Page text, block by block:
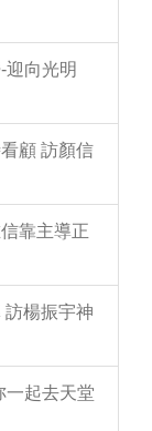
迎向光明
顧 訪顏信
靠主導正
楊振宇神
一起去天堂